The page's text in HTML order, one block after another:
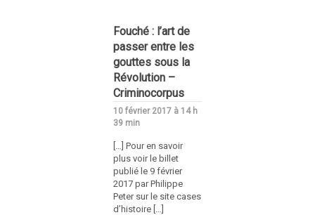
Fouché : l’art de
passer entre les
gouttes sous la
Révolution –
Criminocorpus
10 février 2017 à 14 h
39 min
[…] Pour en savoir
plus voir le billet
publié le 9 février
2017 par Philippe
Peter sur le site cases
d’histoire […]